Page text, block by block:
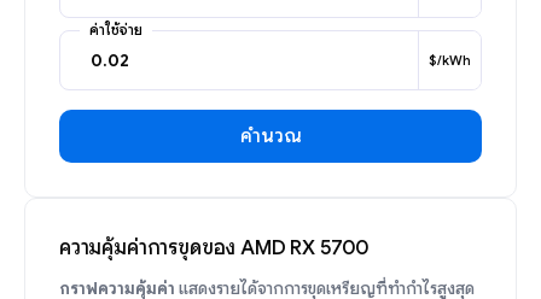
ค่าใช้จ่าย
$/kWh
คำนวณ
ความคุ้มค่าการขุดของ AMD RX 5700
กราฟความคุ้มค่า แสดงรายได้จากการขุดเหรียญที่ทำกำไรสูงสุด